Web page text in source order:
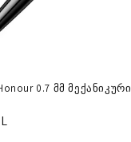
Honour 0.7 მმ მექანიკური